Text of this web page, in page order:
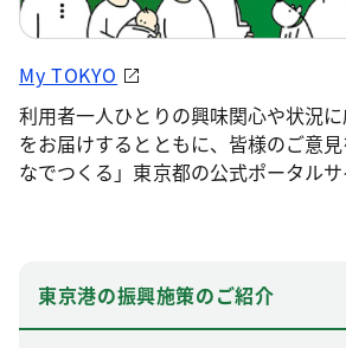
My TOKYO
利用者一人ひとりの興味関心や状況
をお届けするとともに、皆様のご意
なでつくる」東京都の公式ポータルサ
東京港の振興施策のご紹介